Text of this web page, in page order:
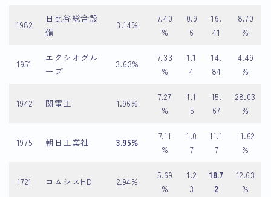
1982
日比谷総合設
備
3.14%
7.40
%
0.9
6
16.
41
8.70
%
1951
エクシオグル
ープ
3.63%
7.33
%
1.1
4
14.
84
4.49
%
1942 関電工 1.96%
7.27
%
1.1
5
15.
67
28.03
%
1975 朝日工業社 3.95%
7.11
%
1.0
7
11.1
7
-1.62
%
1721 コムシスHD 2.94%
5.69
%
1.2
3
18.7
2
12.63
%